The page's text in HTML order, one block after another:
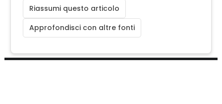
Riassumi questo articolo
Approfondisci con altre fonti